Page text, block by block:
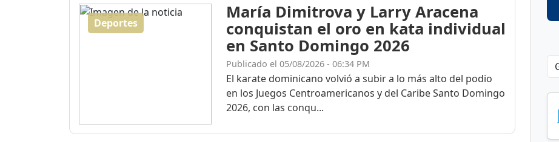
Deportes
María Dimitrova y Larry Aracena
conquistan el oro en kata individual
en Santo Domingo 2026
Publicado el 05/08/2026 - 06:34 PM
El karate dominicano volvió a subir a lo más alto del podio
en los Juegos Centroamericanos y del Caribe Santo Domingo
2026, con las conqu...